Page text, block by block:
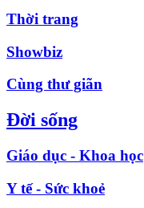
Thời trang
Showbiz
Cùng thư giãn
Đời sống
Giáo dục - Khoa học
Y tế - Sức khoẻ